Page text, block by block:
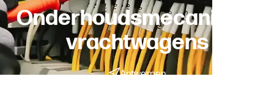
Onderhoudsmecanicien
vrachtwagens
Antwerpen